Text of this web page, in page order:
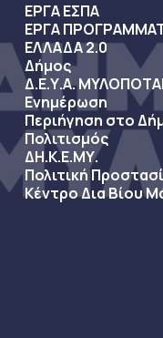
ΕΡΓΑ ΕΣΠΑ
ΕΡΓΑ
ΕΛΛΑΔΑ 2.0
Δήμος
Δ.Ε.Υ.Α.
Ενημέρωση
Περιήγηση στο
Πολιτισμός
ΔΗ.Κ.Ε.ΜΥ.
Πολιτική
Κέντρο Δια Βίου